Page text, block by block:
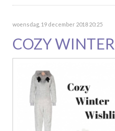
woensdag, 19 december 2018 20:25
COZY